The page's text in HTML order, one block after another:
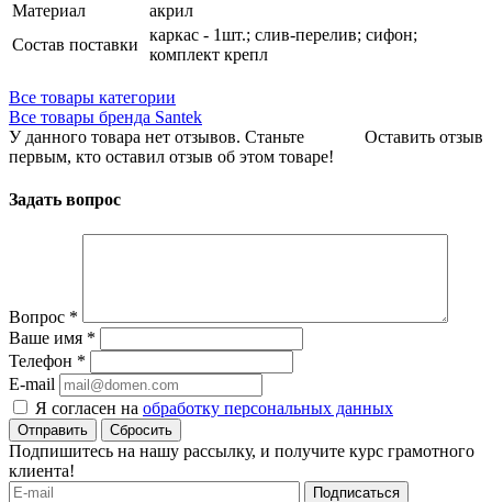
Материал
акрил
Состав поставки
каркас - 1шт.; слив-перелив; сифон;
комплект крепл
Все товары категории
Все товары бренда Santek
Оставить отзыв
У данного товара нет отзывов. Станьте
первым, кто оставил отзыв об этом товаре!
Задать вопрос
Вопрос *
Ваше имя *
Телефон *
E-mail
Я согласен на обработку персональных данных
Сбросить
Подпишитесь на нашу рассылку, и получите курс грамотного
клиента!